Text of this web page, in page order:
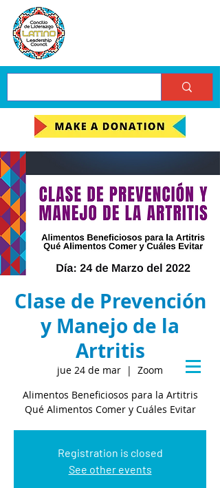
Clase de Prevención
y Manejo de la
Artritis
jue 24 de mar
  |
Zoom
Alimentos Beneficiosos para la Artitris
Qué Alimentos Comer y Cuáles Evitar
Registration is closed
See other events